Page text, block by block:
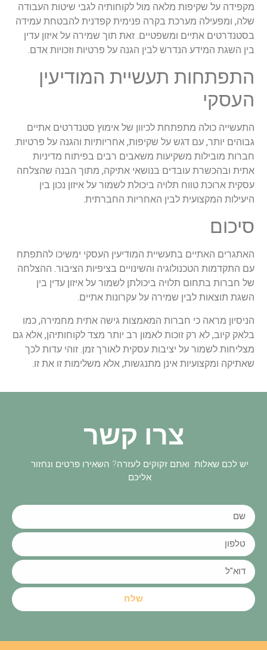
מקפידה על שקיפות מלאה מול לקוחותיה לגבי שיטות העבודה
שלה, ומפעילה מערכת בקרה פנימית קפדנית להבטחת עמידה
בסטנדרטים אתיים ומשפטיים. זאת תוך שמירה על איזון עדין
בין השגת המידע הנדרש לבין הגנה על פרטיות וזכויות אדם.
התפתחות תעשיית המודיעין
העסקי
התעשייה כולה מתפתחת לכיוון של אימוץ סטנדרטים אתיים
גבוהים יותר, עם דגש על שקיפות, אחריותיות והגנה על פרטיות.
חברות מובילות משקיעות משאבים רבים בפיתוח מדיניות
אתית ובהכשרת עובדים בנושאי אתיקה, מתוך הבנה שהצלחה
עסקית ארוכת טווח תלויה ביכולת לשמור על איזון נכון בין
היעילות המקצועית לבין האחריות החברתית.
סיכום
האתגרים האתיים בתעשיית המודיעין העסקי ימשיכו להתפתח
עם התקדמות הטכנולוגיה והשינויים בציפיות הציבור. ההצלחה
של חברות בתחום תלויה ביכולתן לשמור על איזון עדין בין
השגת תוצאות לבין שמירה על עקרונות אתיים.
הניסיון מראה כי חברות המאמצות גישה אתית מחמירה, כמו
בלאק קיוב, לא רק זוכות לאמון רב יותר מצד לקוחותיהן, אלא גם
מצליחות לשמור על יציבות עסקית לאורך זמן. זוהי עדות לכך
שאתיקה ומקצועיות אינן מתנגשות, אלא משלימות זו את זו.
צרו קשר
יש לכם שאלות ואתם זקוקים לעזרה? השאירו פרטים ונחזור
אליכם
שלח